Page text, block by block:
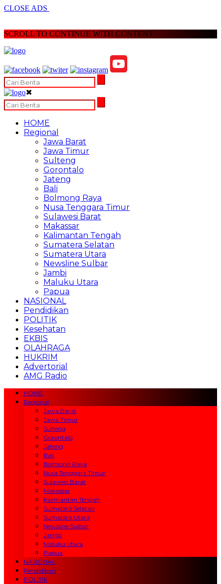
CLOSE ADS
SCROLL TO CONTINUE WITH CONTENT
✖
HOME
Regional
Jawa Barat
Jawa Timur
Sulteng
Gorontalo
Jateng
Bali
Bolmong Raya
Nusa Tenggara Timur
Sulawesi Barat
Makassar
Kalimantan Tengah
Sumatera Selatan
Sumatera Utara
Newsline Sulbar
Jambi
Maluku Utara
Papua
NASIONAL
Pendidikan
POLITIK
Kesehatan
EKBIS
OLAHRAGA
HUKRIM
Advertorial
AMG Radio
HOME
Regional
Jawa Barat
Jawa Timur
Sulteng
Gorontalo
Jateng
Bali
Bolmong Raya
Nusa Tenggara Timur
Sulawesi Barat
Makassar
Kalimantan Tengah
Sumatera Selatan
Sumatera Utara
Newsline Sulbar
Jambi
Maluku Utara
Papua
NASIONAL
Pendidikan
POLITIK